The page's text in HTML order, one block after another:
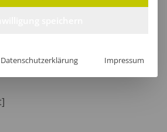
Datenschutzerklärung Impressum